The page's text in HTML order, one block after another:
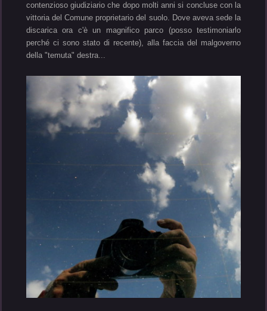
contenzioso giudiziario che dopo molti anni si concluse con la
vittoria del Comune proprietario del suolo. Dove aveva sede la
discarica ora c'è un magnifico parco (posso testimoniarlo
perché ci sono stato di recente), alla faccia del malgoverno
della "temuta" destra...